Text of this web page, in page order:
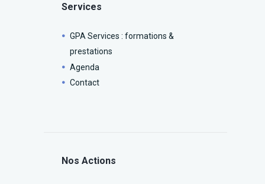
Services
GPA Services : formations &
prestations
Agenda
Contact
Nos Actions